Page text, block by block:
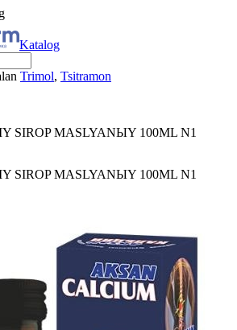
Katalog
Trimol, Tsitramon
SIROP MASLYANЫY 100ML N1
SIROP MASLYANЫY 100ML N1